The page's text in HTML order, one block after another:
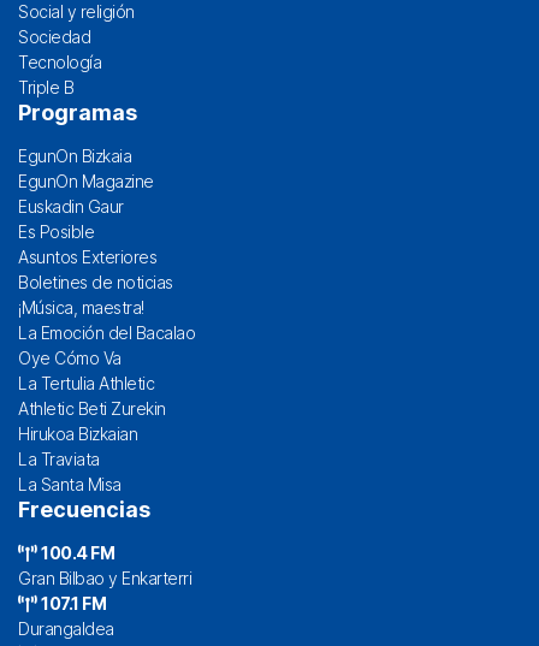
Social y religión
Sociedad
Tecnología
Triple B
Programas
EgunOn Bizkaia
EgunOn Magazine
Euskadin Gaur
Es Posible
Asuntos Exteriores
Boletines de noticias
¡Música, maestra!
La Emoción del Bacalao
Oye Cómo Va
La Tertulia Athletic
Athletic Beti Zurekin
Hirukoa Bizkaian
La Traviata
La Santa Misa
Frecuencias
100.4 FM
Gran Bilbao y Enkarterri
107.1 FM
Durangaldea